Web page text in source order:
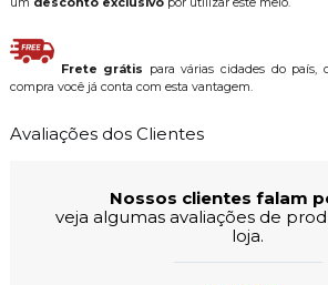
um desconto exclusivopor utilizar este meio.
Frete grátis para várias cidades do
compra você já conta com esta vantagem.
Avaliações dos Clientes
Nossos clientes falam
veja algumas avaliações de
loja.